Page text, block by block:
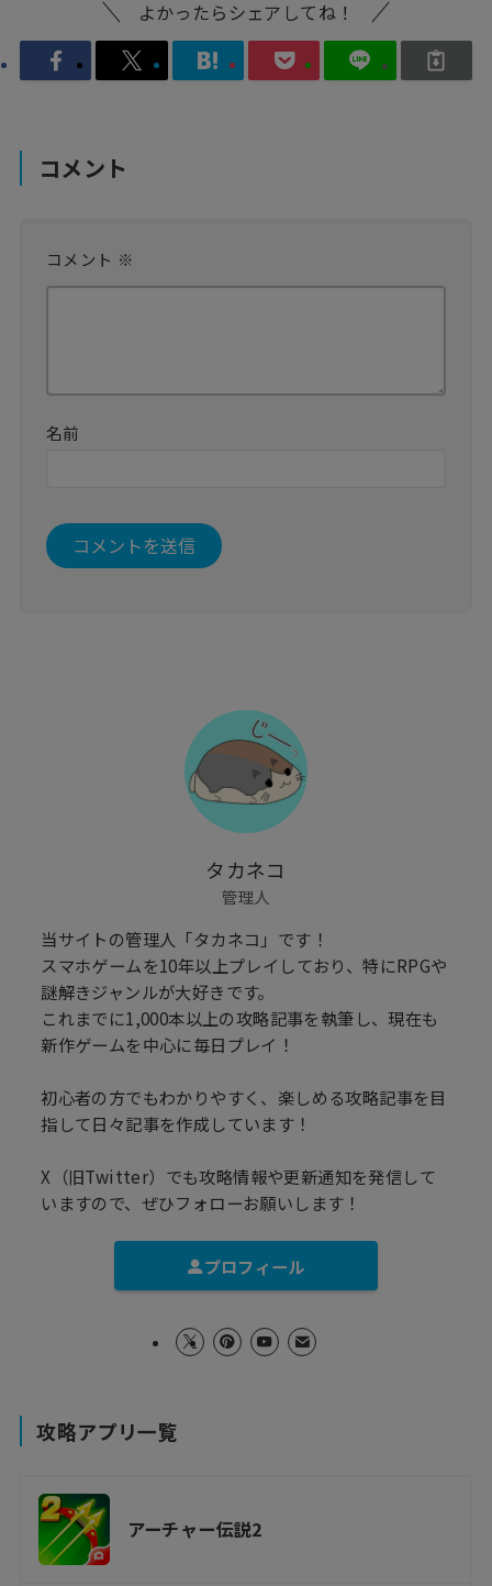
よかったらシェアしてね！
コメント
コメント ※
名前
タカネコ
管理人
当サイトの管理人「タカネコ」です！
スマホゲームを10年以上プレイしており、特にRPGや
謎解きジャンルが大好きです。
これまでに1,000本以上の攻略記事を執筆し、現在も
新作ゲームを中心に毎日プレイ！
初心者の方でもわかりやすく、楽しめる攻略記事を目
指して日々記事を作成しています！
X（旧Twitter）でも攻略情報や更新通知を発信して
いますので、ぜひフォローお願いします！
プロフィール
攻略アプリ一覧
アーチャー伝説2